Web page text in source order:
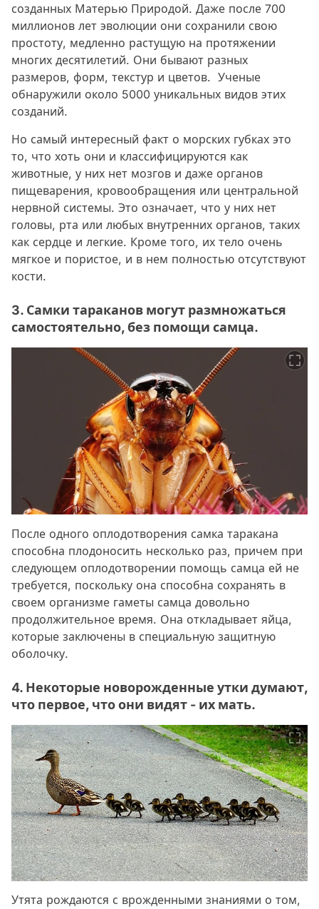
созданных Матерью Природой. Даже после 700
миллионов лет эволюции они сохранили свою
простоту, медленно растущую на протяжении
многих десятилетий. Они бывают разных
размеров, форм, текстур и цветов. Ученые
обнаружили около 5000 уникальных видов этих
созданий.
Но самый интересный факт о морских губках это
то, что хоть они и классифицируются как
животные, у них нет мозгов и даже органов
пищеварения, кровообращения или центральной
нервной системы. Это означает, что у них нет
головы, рта или любых внутренних органов, таких
как сердце и легкие. Кроме того, их тело очень
мягкое и пористое, и в нем полностью отсутствуют
кости.
3. Самки тараканов могут размножаться
самостоятельно, без помощи самца.
После одного оплодотворения самка таракана
способна плодоносить несколько раз, причем при
следующем оплодотворении помощь самца ей не
требуется, поскольку она способна сохранять в
своем организме гаметы самца довольно
продолжительное время. Она откладывает яйца,
которые заключены в специальную защитную
оболочку.
4. Некоторые новорожденные утки думают,
что первое, что они видят - их мать.
Утята рождаются с врожденными знаниями о том,